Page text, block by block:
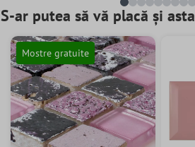
S-ar putea să vă placă și asta
Mostre gratuite